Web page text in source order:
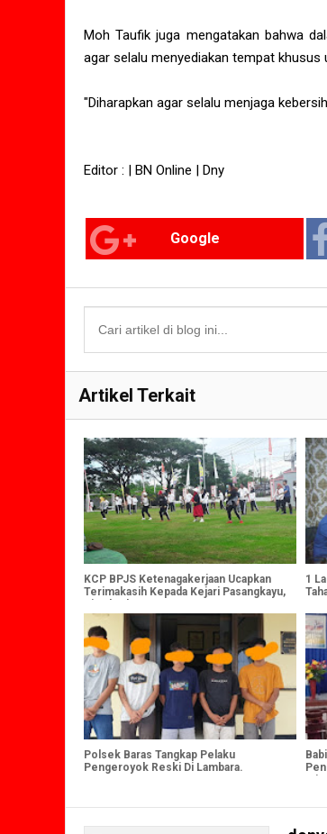
Moh Taufik juga mengatakan bahwa
agar selalu menyediakan tempat
"Diharapkan agar selalu menjaga
Editor : | BN Online | Dny
Google
Artikel Terkait
KCP BPJS Ketenagakerjaan Ucapkan
Terimakasih Kepada Kejari Pasangkayu,
1
Polsek Baras Tangkap Pelaku
Pengeroyok Reski Di Lambara.